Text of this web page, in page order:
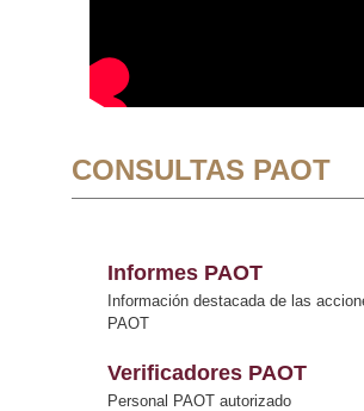
CONSULTAS PAOT
Informes PAOT
Información destacada de las
PAOT
Verificadores PAOT
Personal PAOT autorizado